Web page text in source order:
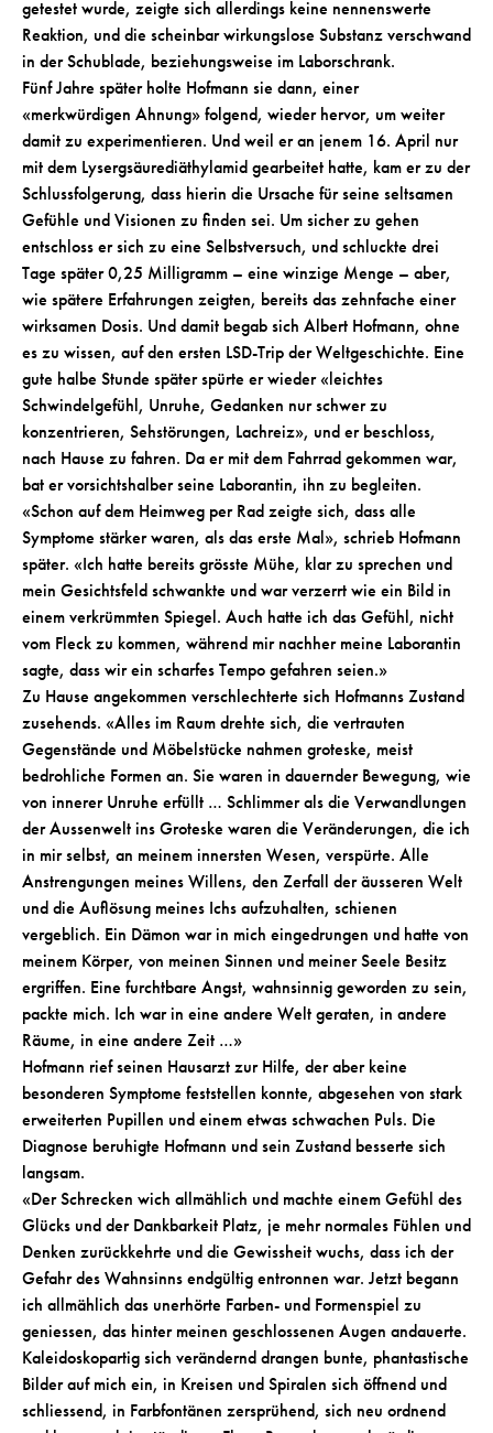
getestet wurde, zeigte sich allerdings keine nennenswerte
Reaktion, und die scheinbar wirkungslose Substanz verschwand
in der Schublade, beziehungsweise im Laborschrank.
Fünf Jahre später holte Hofmann sie dann, einer
«merkwürdigen Ahnung» folgend, wieder hervor, um weiter
damit zu experimentieren. Und weil er an jenem 16. April nur
mit dem Lysergsäurediäthylamid gearbeitet hatte, kam er zu der
Schlussfolgerung, dass hierin die Ursache für seine seltsamen
Gefühle und Visionen zu finden sei. Um sicher zu gehen
entschloss er sich zu eine Selbstversuch, und schluckte drei
Tage später 0,25 Milligramm – eine winzige Menge – aber,
wie spätere Erfahrungen zeigten, bereits das zehnfache einer
wirksamen Dosis. Und damit begab sich Albert Hofmann, ohne
es zu wissen, auf den ersten LSD-Trip der Weltgeschichte. Eine
gute halbe Stunde später spürte er wieder «leichtes
Schwindelgefühl, Unruhe, Gedanken nur schwer zu
konzentrieren, Sehstörungen, Lachreiz», und er beschloss,
nach Hause zu fahren. Da er mit dem Fahrrad gekommen war,
bat er vorsichtshalber seine Laborantin, ihn zu begleiten.
«Schon auf dem Heimweg per Rad zeigte sich, dass alle
Symptome stärker waren, als das erste Mal», schrieb Hofmann
später. «Ich hatte bereits grösste Mühe, klar zu sprechen und
mein Gesichtsfeld schwankte und war verzerrt wie ein Bild in
einem verkrümmten Spiegel. Auch hatte ich das Gefühl, nicht
vom Fleck zu kommen, während mir nachher meine Laborantin
sagte, dass wir ein scharfes Tempo gefahren seien.»
Zu Hause angekommen verschlechterte sich Hofmanns Zustand
zusehends. «Alles im Raum drehte sich, die vertrauten
Gegenstände und Möbelstücke nahmen groteske, meist
bedrohliche Formen an. Sie waren in dauernder Bewegung, wie
von innerer Unruhe erfüllt … Schlimmer als die Verwandlungen
der Aussenwelt ins Groteske waren die Veränderungen, die ich
in mir selbst, an meinem innersten Wesen, verspürte. Alle
Anstrengungen meines Willens, den Zerfall der äusseren Welt
und die Auflösung meines Ichs aufzuhalten, schienen
vergeblich. Ein Dämon war in mich eingedrungen und hatte von
meinem Körper, von meinen Sinnen und meiner Seele Besitz
ergriffen. Eine furchtbare Angst, wahnsinnig geworden zu sein,
packte mich. Ich war in eine andere Welt geraten, in andere
Räume, in eine andere Zeit …»
Hofmann rief seinen Hausarzt zur Hilfe, der aber keine
besonderen Symptome feststellen konnte, abgesehen von stark
erweiterten Pupillen und einem etwas schwachen Puls. Die
Diagnose beruhigte Hofmann und sein Zustand besserte sich
langsam.
«Der Schrecken wich allmählich und machte einem Gefühl des
Glücks und der Dankbarkeit Platz, je mehr normales Fühlen und
Denken zurückkehrte und die Gewissheit wuchs, dass ich der
Gefahr des Wahnsinns endgültig entronnen war. Jetzt begann
ich allmählich das unerhörte Farben- und Formenspiel zu
geniessen, das hinter meinen geschlossenen Augen andauerte.
Kaleidoskopartig sich verändernd drangen bunte, phantastische
Bilder auf mich ein, in Kreisen und Spiralen sich öffnend und
schliessend, in Farbfontänen zersprühend, sich neu ordnend